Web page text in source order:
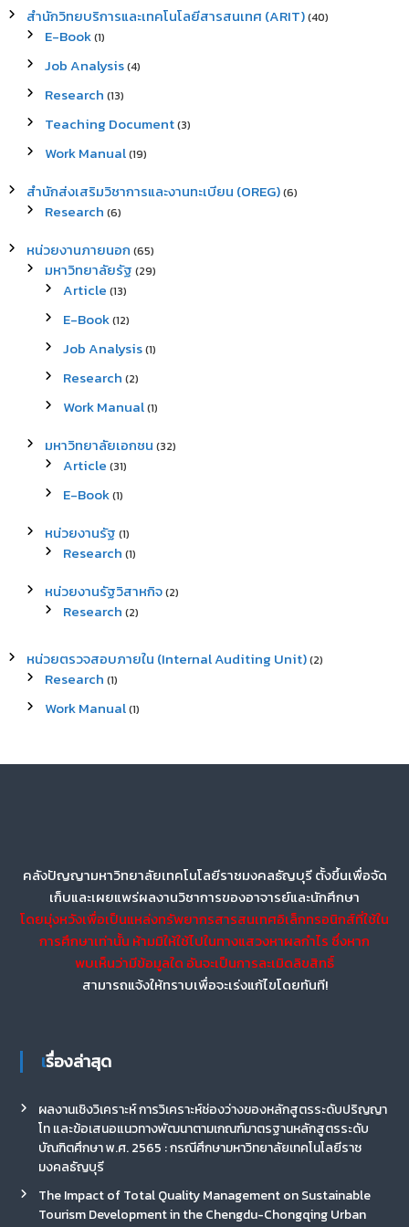
สำนักวิทยบริการและเทคโนโลยีสารสนเทศ (ARIT)(40)
E-Book(1)
Job Analysis(4)
Research (13)
Teaching Document(3)
Work Manual(19)
สำนักส่งเสริมวิชาการและงานทะเบียน (OREG)(6)
Research (6)
หน่วยงานภายนอก (65)
มหาวิทยาลัยรัฐ (29)
Article (13)
E-Book(12)
Job Analysis(1)
Research (2)
Work Manual(1)
มหาวิทยาลัยเอกชน (32)
Article (31)
E-Book(1)
หน่วยงานรัฐ (1)
Research (1)
หน่วยงานรัฐวิสาหกิจ(2)
Research (2)
หน่วยตรวจสอบภายใน (Internal Auditing Unit)(2)
Research (1)
Work Manual(1)
คลังปัญญามหาวิทยาลัยเทคโนโลยีราชมงคลธัญบุรี ตั้งขึ้นเพื่อจัด
เก็บและเผยแพร่ผลงานวิชาการของอาจารย์และนักศึกษา
โดยมุ่งหวังเพื่อเป็นแหล่งทรัพยากรสารสนเทศอิเล็กทรอนิกส์ที่ใช้ใน
การศึกษาเท่านั้น ห้ามมิให้ใช้ไปในทางแสวงหาผลกำไร ซึ่งหาก
พบเห็นว่ามีข้อมูลใด อันจะเป็นการละเมิดลิขสิทธิ์
สามารถแจ้งให้ทราบเพื่อจะเร่งแก้ไขโดยทันที!
เรื่องล่าสุด
ผลงานเชิงวิเคราะห์ การวิเคราะห์ช่องว่างของหลักสูตรระดับปริญญา
โท และข้อเสนอแนวทางพัฒนาตามเกณฑ์มาตรฐานหลักสูตรระดับ
บัณฑิตศึกษา พ.ศ. 2565 : กรณีศึกษามหาวิทยาลัยเทคโนโลยีราช
มงคลธัญบุรี
The Impact of Total Quality Management on Sustainable
Tourism Development in the Chengdu-Chongqing Urban